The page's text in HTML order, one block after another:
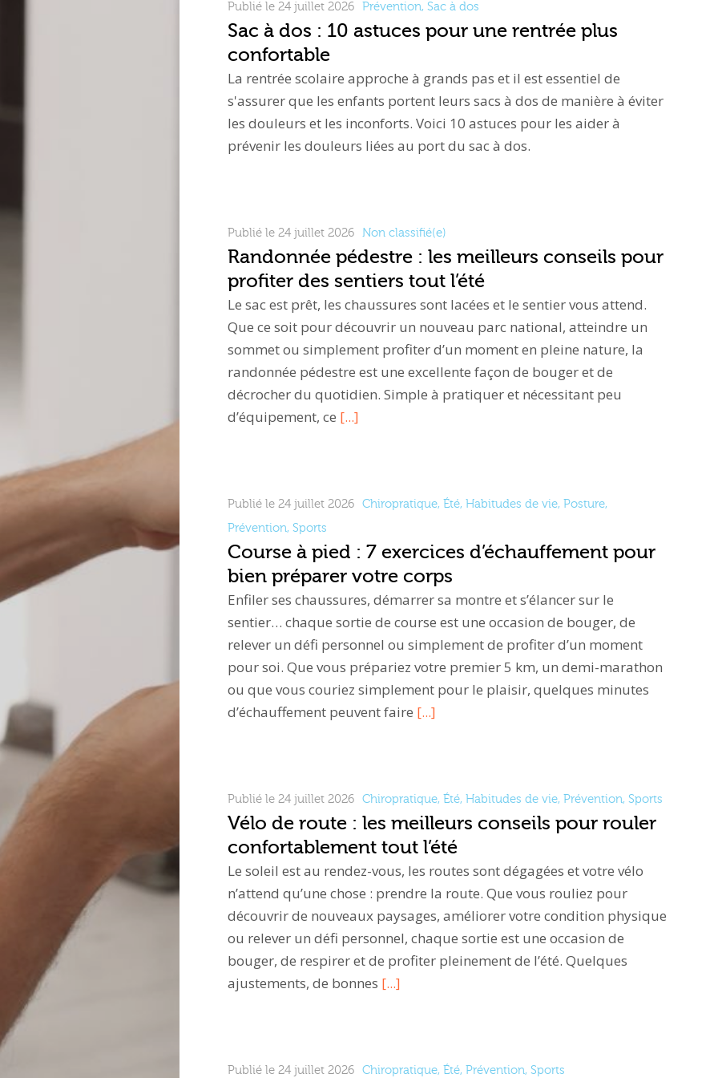
Publié le 24 juillet 2026 Prévention, Sac à dos
Sac à dos : 10 astuces pour une rentrée plus
confortable
La rentrée scolaire approche à grands pas et il est essentiel de
s'assurer que les enfants portent leurs sacs à dos de manière à éviter
les douleurs et les inconforts. Voici 10 astuces pour les aider à
prévenir les douleurs liées au port du sac à dos.
Publié le 24 juillet 2026 Non classifié(e)
Randonnée pédestre : les meilleurs conseils pour
profiter des sentiers tout l’été
Le sac est prêt, les chaussures sont lacées et le sentier vous attend.
Que ce soit pour découvrir un nouveau parc national, atteindre un
sommet ou simplement profiter d’un moment en pleine nature, la
randonnée pédestre est une excellente façon de bouger et de
décrocher du quotidien. Simple à pratiquer et nécessitant peu
d’équipement, ce [...]
Publié le 24 juillet 2026 Chiropratique, Été, Habitudes de vie, Posture,
Prévention, Sports
Course à pied : 7 exercices d’échauffement pour
bien préparer votre corps
Enfiler ses chaussures, démarrer sa montre et s’élancer sur le
sentier… chaque sortie de course est une occasion de bouger, de
relever un défi personnel ou simplement de profiter d’un moment
pour soi. Que vous prépariez votre premier 5 km, un demi-marathon
ou que vous couriez simplement pour le plaisir, quelques minutes
d’échauffement peuvent faire [...]
Publié le 24 juillet 2026 Chiropratique, Été, Habitudes de vie, Prévention, Sports
Vélo de route : les meilleurs conseils pour rouler
confortablement tout l’été
Le soleil est au rendez-vous, les routes sont dégagées et votre vélo
n’attend qu’une chose : prendre la route. Que vous rouliez pour
découvrir de nouveaux paysages, améliorer votre condition physique
ou relever un défi personnel, chaque sortie est une occasion de
bouger, de respirer et de profiter pleinement de l’été. Quelques
ajustements, de bonnes [...]
Publié le 24 juillet 2026 Chiropratique, Été, Prévention, Sports